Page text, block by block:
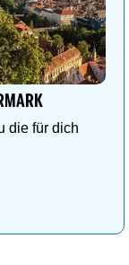
die für dich